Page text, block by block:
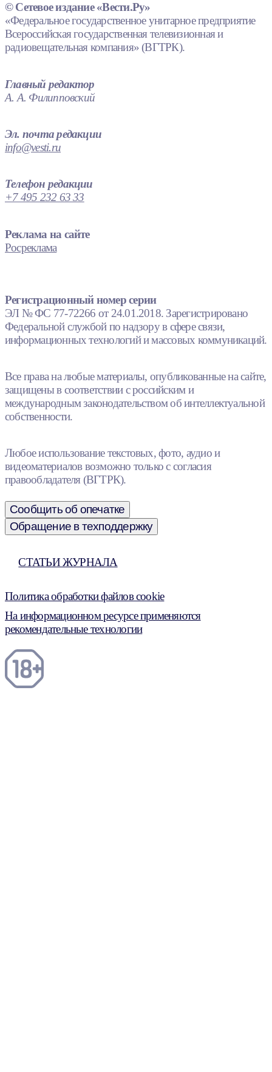
© Сетевое издание «Вести.Ру»
«Федеральное государственное унитарное предприятие
Всероссийская государственная телевизионная и
радиовещательная компания» (ВГТРК).
Главный редактор
А. А. Филипповский
Эл. почта редакции
info@vesti.ru
Телефон редакции
+7 495 232 63 33
Реклама на сайте
Росреклама
Регистрационный номер серии
ЭЛ № ФС 77-72266 от 24.01.2018. Зарегистрировано
Федеральной службой по надзору в сфере связи,
информационных технологий и массовых коммуникаций.
Все права на любые материалы, опубликованные на сайте,
защищены в соответствии с российским и
международным законодательством об интеллектуальной
собственности.
Любое использование текстовых, фото, аудио и
видеоматериалов возможно только с согласия
правообладателя (ВГТРК).
Сообщить об опечатке
Обращение в техподдержку
СТАТЬИ ЖУРНАЛА
Политика обработки файлов cookie
На информационном ресурсе применяются
рекомендательные технологии